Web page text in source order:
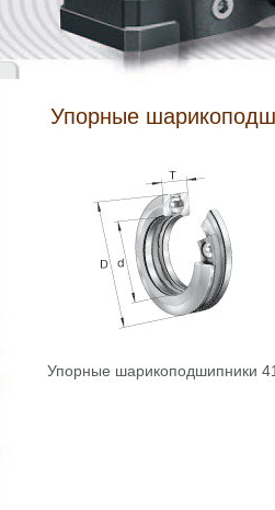
Упорные
Упорные шарикоподшипники